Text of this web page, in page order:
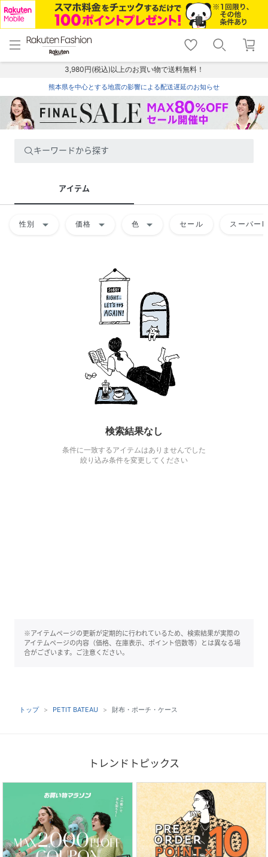
menu home
トップ
shopping_cart lock_outline
ログイン
3,980円(税込)以上のお買い物で送料無料！
熊本県を中心とする地震の影響による配送遅延のお知らせ
キーワードから探す
アイテム
性別 arrow_drop_down 価格 arrow_drop_down 色 arrow_drop_down セール スーパー
検索結果なし
条件に一致するアイテムはありませんでした
絞り込み条件を変更してください
※アイテムページの更新が定期的に行われているため、検索結果が実際の
アイテムページの内容（価格、在庫表示、ポイント倍数等）とは異なる場
合がございます。ご注意ください。
トップ PETIT BATEAU 財布・ポーチ・ケース
トレンドトピックス